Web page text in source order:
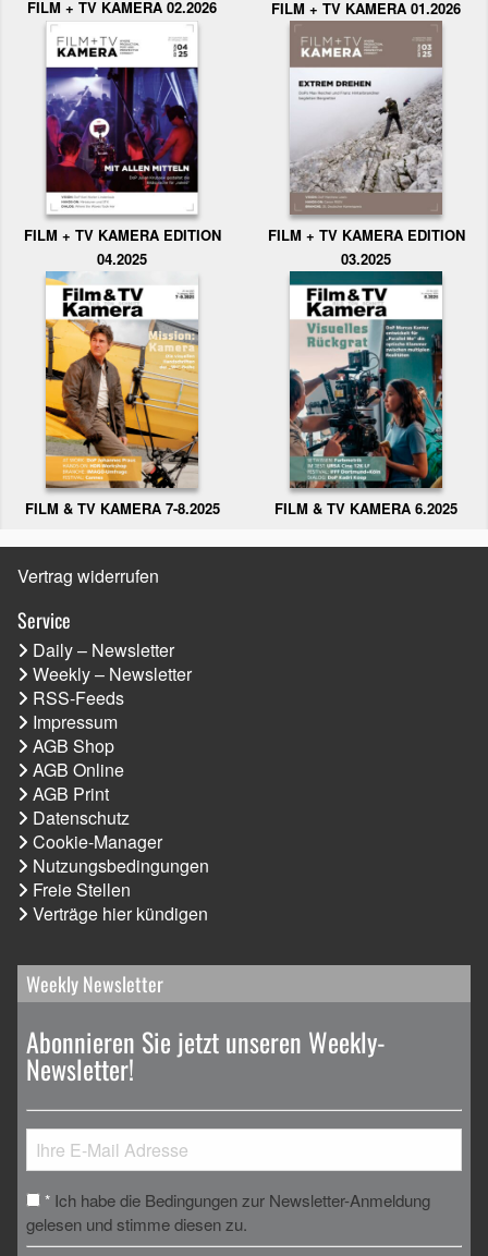
FILM + TV KAMERA 02.2026 FILM + TV KAMERA 01.2026
FILM + TV KAMERA EDITION
04.2025
FILM + TV KAMERA EDITION
03.2025
FILM & TV KAMERA 7-8.2025 FILM & TV KAMERA 6.2025
Vertrag widerrufen
Service
Daily – Newsletter
Weekly – Newsletter
RSS-Feeds
Impressum
AGB Shop
AGB Online
AGB Print
Datenschutz
Cookie-Manager
Nutzungsbedingungen
Freie Stellen
Verträge hier kündigen
Weekly Newsletter
Abonnieren Sie jetzt unseren Weekly-
Newsletter!
* Ich habe die Bedingungen zur Newsletter-Anmeldung
gelesen und stimme diesen zu.